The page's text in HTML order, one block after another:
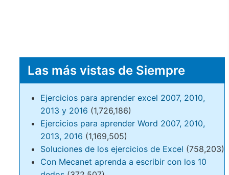
Las más vistas de Siempre
Ejercicios para aprender excel 2007, 2010,
2013 y 2016 (1,726,186)
Ejercicios para aprender Word 2007, 2010,
2013, 2016 (1,169,505)
Soluciones de los ejercicios de Excel (758,203)
Con Mecanet aprenda a escribir con los 10